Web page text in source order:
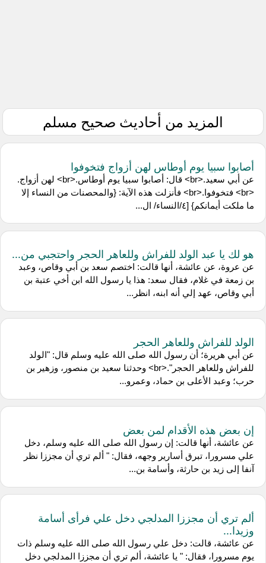
المزيد من أحاديث صحيح مسلم
أصابوا سبيا يوم أوطاس لهن أزواج فتخوفوا
عن أبي سعيد.<br> قال: أصابوا سبيا يوم أوطاس.<br> لهن أزواج.
<br> فتخوفوا.<br> فأنزلت هذه الآية: {والمحصنات من النساء إلا
ما ملكت أيمانكم} [٤/النساء/ ال...
هو لك يا عبد الولد للفراش وللعاهر الحجر واحتجبي من...
عن عروة، عن عائشة، أنها قالت: اختصم سعد بن أبي وقاص، وعبد
بن زمعة في غلام، فقال سعد: هذا يا رسول الله ابن أخي عتبة بن
أبي وقاص، عهد إلي أنه ابنه، انظر...
الولد للفراش وللعاهر الحجر
عن أبي هريرة؛ أن رسول الله صلى الله عليه وسلم قال: "الولد
للفراش وللعاهر الحجر".<br> وحدثنا سعيد بن منصور، وزهير بن
حرب؛ وعبد الأعلى بن حماد، وعمرو...
إن بعض هذه الأقدام لمن بعض
عن عائشة، أنها قالت: إن رسول الله صلى الله عليه وسلم، دخل
علي مسرورا، تبرق أسارير وجهه، فقال: " ألم تري أن مجززا نظر
آنفا إلى زيد بن حارثة، وأسامة بن...
ألم تري أن مجززا المدلجي دخل علي فرأى أسامة
وزيدا...
عن عائشة، قالت: دخل علي رسول الله صلى الله عليه وسلم ذات
يوم مسرورا، فقال: " يا عائشة، ألم تري أن مجززا المدلجي دخل